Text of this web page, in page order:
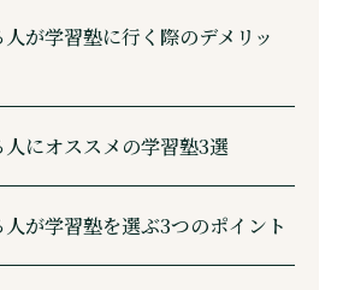
が学習塾に行く際のデメリッ
にオススメの学習塾3選
が学習塾を選ぶ3つのポイント